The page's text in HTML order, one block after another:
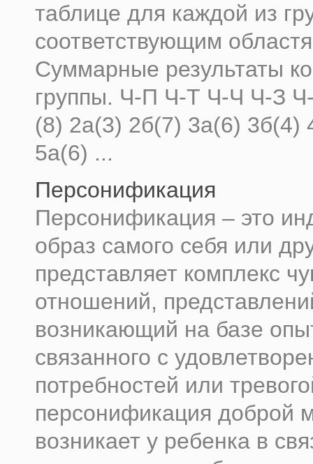
таблице для каждой из
соответствующим
Суммарные результаты
группы. Ч-П Ч-Т Ч-Ч Ч-З
(8) 2а(3) 2б(7) 3а(6) 3б(4)
5а(6) ...
Персонификация
Персонификация – это
образ самого себя или
представляет комплекс
отношений,
возникающий на базе
связанного с
потребностей или
персонификация доброй
возникает у ребенка в